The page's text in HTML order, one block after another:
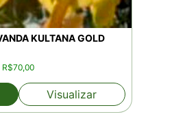
KULTANA GOLD
R$70,00
Visualizar